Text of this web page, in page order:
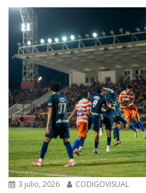
3 julio, 2026 CODIGOVISUAL